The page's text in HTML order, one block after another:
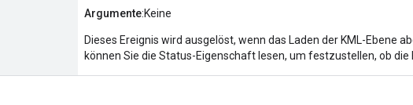
Argumente:Keine
Dieses Ereignis wird ausgelöst, wenn das Laden der KML-Ebene
können Sie die Status-Eigenschaft lesen, um festzustellen, ob die